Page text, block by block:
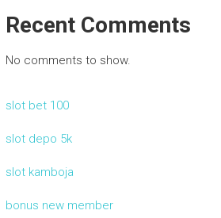
Recent Comments
No comments to show.
slot bet 100
slot depo 5k
slot kamboja
bonus new member